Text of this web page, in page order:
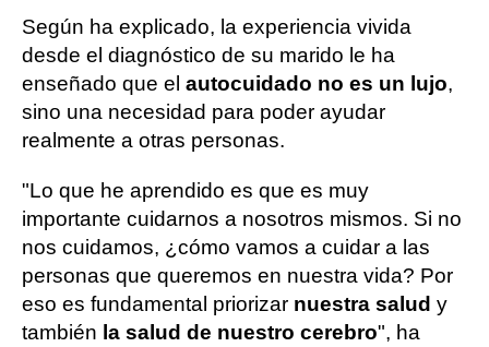
Según ha explicado, la experiencia vivida
desde el diagnóstico de su marido le ha
enseñado que el autocuidado no es un lujo,
sino una necesidad para poder ayudar
realmente a otras personas.
"Lo que he aprendido es que es muy
importante cuidarnos a nosotros mismos. Si no
nos cuidamos, ¿cómo vamos a cuidar a las
personas que queremos en nuestra vida? Por
eso es fundamental priorizar nuestra salud y
también la salud de nuestro cerebro", ha